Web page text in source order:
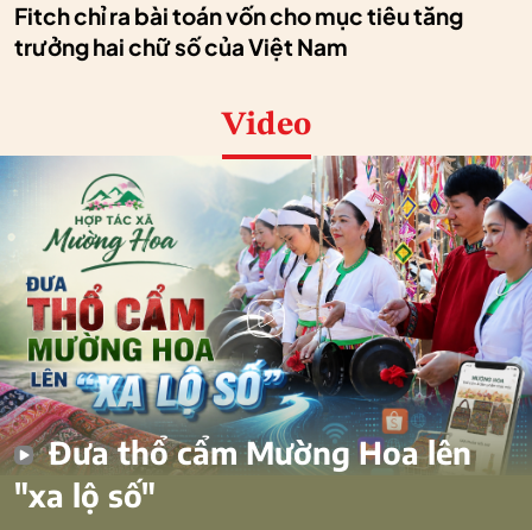
Fitch chỉ ra bài toán vốn cho mục tiêu tăng
trưởng hai chữ số của Việt Nam
Video
Đưa thổ cẩm Mường Hoa lên
"xa lộ số"